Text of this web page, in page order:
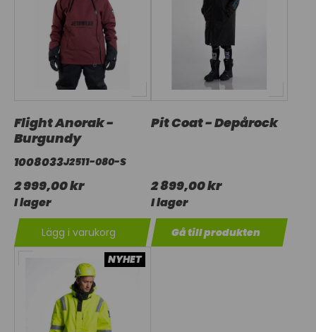
Flight Anorak -
Burgundy
1008033J2511-080-S
2 999,00 kr
I lager
Lägg i varukorg
Pit Coat - Depårock
2 899,00 kr
I lager
Gå till produkten
NYHET